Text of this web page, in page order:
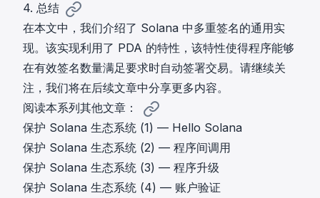
4. 总结
在本文中，我们介绍了 Solana 中多重签名的通用实
现。该实现利用了 PDA 的特性，该特性使得程序能够
在有效签名数量满足要求时自动签署交易。请继续关
注，我们将在后续文章中分享更多内容。
阅读本系列其他文章：
保护 Solana 生态系统 (1) — Hello Solana
保护 Solana 生态系统 (2) — 程序间调用
保护 Solana 生态系统 (3) — 程序升级
保护 Solana 生态系统 (4) — 账户验证